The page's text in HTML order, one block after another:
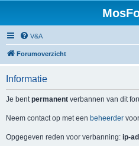
V&A
Forumoverzicht
Informatie
Je bentpermanent verbannen van dit
Neem contact op met een beheerder
Opgegeven reden voor verbanning: ip-